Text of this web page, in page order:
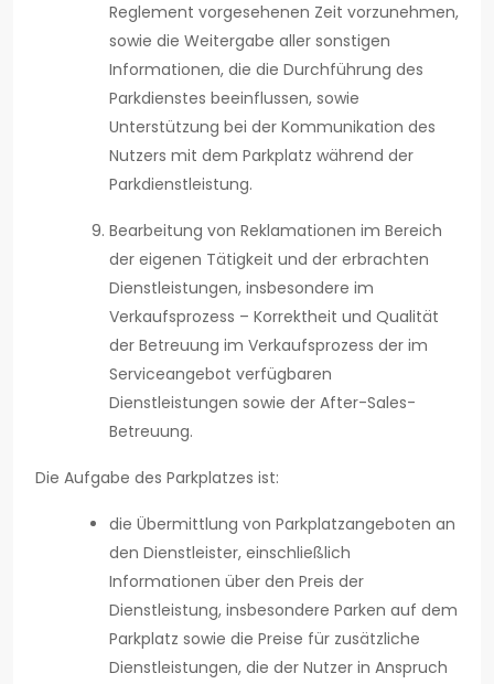
Reglement vorgesehenen Zeit vorzunehmen,
sowie die Weitergabe aller sonstigen
Informationen, die die Durchführung des
Parkdienstes beeinflussen, sowie
Unterstützung bei der Kommunikation des
Nutzers mit dem Parkplatz während der
Parkdienstleistung.
Bearbeitung von Reklamationen im Bereich
der eigenen Tätigkeit und der erbrachten
Dienstleistungen, insbesondere im
Verkaufsprozess – Korrektheit und Qualität
der Betreuung im Verkaufsprozess der im
Serviceangebot verfügbaren
Dienstleistungen sowie der After-Sales-
Betreuung.
Die Aufgabe des Parkplatzes ist:
die Übermittlung von Parkplatzangeboten an
den Dienstleister, einschließlich
Informationen über den Preis der
Dienstleistung, insbesondere Parken auf dem
Parkplatz sowie die Preise für zusätzliche
Dienstleistungen, die der Nutzer in Anspruch